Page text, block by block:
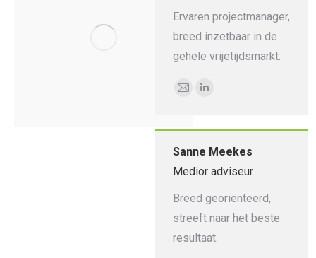
Ervaren projectmanager,
breed inzetbaar in de
gehele vrijetijdsmarkt.
E-
Sanne Meekes
Medior adviseur
Breed georiënteerd,
streeft naar het beste
resultaat.